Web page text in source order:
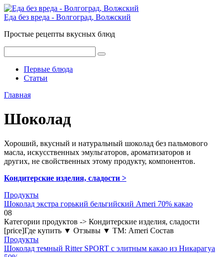
Перейти
к
Еда без вреда - Волгоград, Волжский
Простые рецепты вкусных блюд
Первые блюда
Статьи
Главная
Шоколад
Хороший, вкусный и натуральный шоколад без пальмового
масла, искусственных эмульгаторов, ароматизаторов и
других, не свойственных этому продукту, компонентов.
Кондитерские изделия, сладости >
Продукты
Шоколад экстра горький бельгийский Ameri 70% какао
08
Категории продуктов -> Кондитерские изделия, сладости
[price]Где купить ▼ Отзывы ▼ ТМ: Ameri Состав
Продукты
Шоколад темный Ritter SPORT с элитным какао из Никарагуа